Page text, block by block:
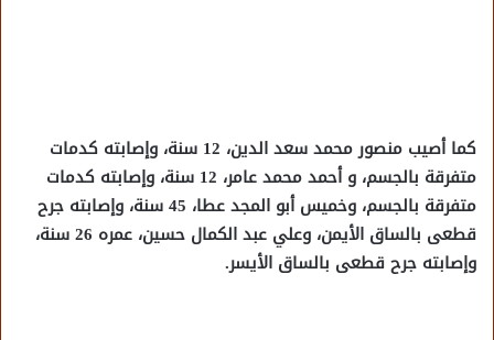
كما أصيب منصور محمد سعد الدين، 12 سنة، وإصابته كدمات
متفرقة بالجسم، و أحمد محمد عامر، 12 سنة، وإصابته كدمات
متفرقة بالجسم، وخميس أبو المجد عطا، 45 سنة، وإصابته جرح
قطعى بالساق الأيمن، وعلي عبد الكمال حسين، عمره 26 سنة،
وإصابته جرح قطعى بالساق الأيسر.